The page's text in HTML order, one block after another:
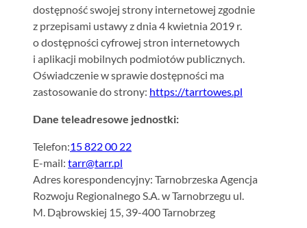
dostępność swojej strony internetowej zgodnie
z przepisami ustawy z dnia 4 kwietnia 2019 r.
o dostępności cyfrowej stron internetowych
i aplikacji mobilnych podmiotów publicznych.
Oświadczenie w sprawie dostępności ma
zastosowanie do strony: https://tarrtowes.pl
Dane teleadresowe jednostki:
Telefon:15 822 00 22
E-mail: tarr@tarr.pl
Adres korespondencyjny: Tarnobrzeska Agencja
Rozwoju Regionalnego S.A. w Tarnobrzegu ul.
M. Dąbrowskiej 15, 39-400 Tarnobrzeg